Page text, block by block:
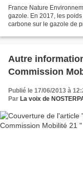
France Nature
gazole. En 2017, les
carbone sur le gazole de
Autre
Commission
Publié le 17/06/2013 à
Par La voix de